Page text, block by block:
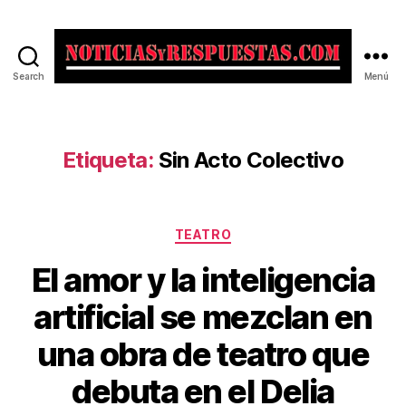
Search Menú
Etiqueta: Sin Acto Colectivo
Categorías
TEATRO
El amor y la inteligencia
artificial se mezclan en
una obra de teatro que
debuta en el Delia